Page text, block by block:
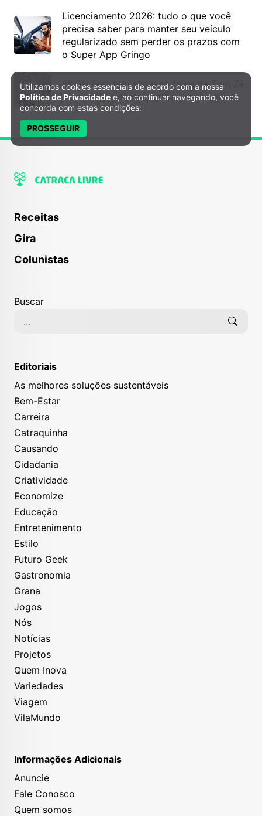
Licenciamento 2026: tudo o que você
precisa saber para manter seu veículo
regularizado sem perder os prazos com
o Super App Gringo
6º DH Fest tem show na faixa de Tom Zé,
mostra de cinema, teatro e muito mais!
Receitas
Gira
Colunistas
Buscar
Editoriais
As melhores soluções sustentáveis
Bem-Estar
Carreira
Catraquinha
Causando
Cidadania
Criatividade
Economize
Educação
Entretenimento
Estilo
Futuro Geek
Gastronomia
Grana
Jogos
Nós
Notícias
Projetos
Quem Inova
Variedades
Viagem
VilaMundo
Informações Adicionais
Anuncie
Fale Conosco
Quem somos
Política de Privacidade e Cookies
Utilizamos cookies essenciais de acordo com a nossa
Política de Privacidade e, ao continuar navegando, você
concorda com estas condições:
PROSSEGUIR